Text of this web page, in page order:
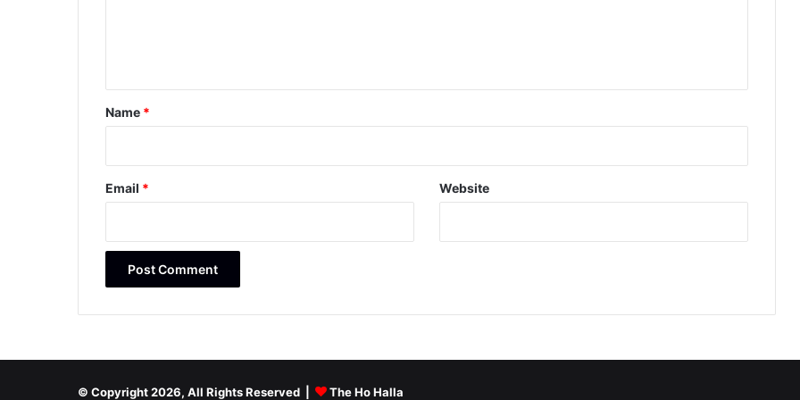
*
Name *
Email * Website
© Copyright 2026, All Rights Reserved | The Ho Halla